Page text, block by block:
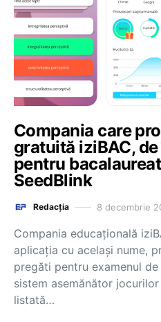
Compania care
gratuită iziBAC,
pentru
SeedBlink
Redacția 8 decembrie
Compania educațională
aplicația cu același nume,
pregăti pentru examenul
sistem asemănător
listată…